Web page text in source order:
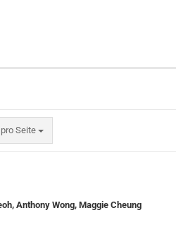
Seite
Seite
Anthony Wong, Maggie Cheung